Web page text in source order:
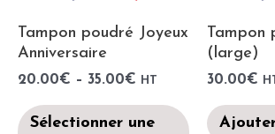
Tampon poudré Joyeux
Anniversaire
20.00€ – 35.00€ HT
Sélectionner une
Tampon
(large)
30.00€ HT